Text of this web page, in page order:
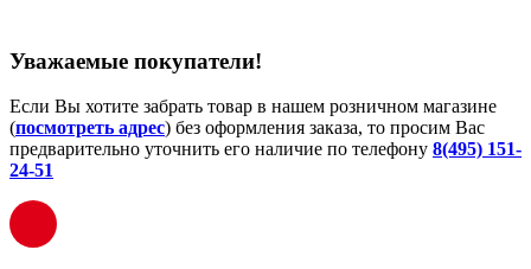
Уважаемые покупатели!
Если Вы хотите забрать товар в нашем розничном магазине
(посмотреть адрес) без оформления заказа, то просим Вас
предварительно уточнить его наличие по телефону 8(495) 151-
24-51